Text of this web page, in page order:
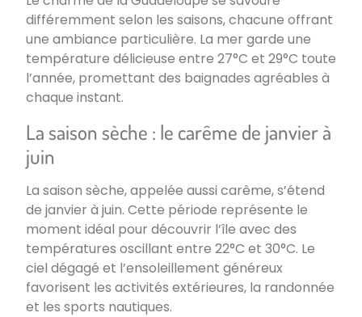
différemment selon les saisons, chacune offrant
une ambiance particulière. La mer garde une
température délicieuse entre 27°C et 29°C toute
l’année, promettant des baignades agréables à
chaque instant.
La saison sèche : le carême de janvier à
juin
La saison sèche, appelée aussi carême, s’étend
de janvier à juin. Cette période représente le
moment idéal pour découvrir l’île avec des
températures oscillant entre 22°C et 30°C. Le
ciel dégagé et l’ensoleillement généreux
favorisent les activités extérieures, la randonnée
et les sports nautiques.